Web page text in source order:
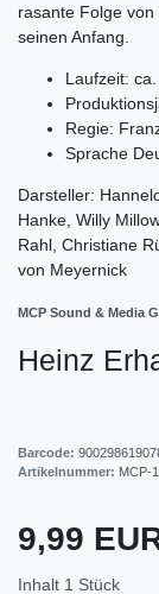
rasante Folge
seinen Anfang.
Laufzeit: ca.
Regie:
Sprache
Darsteller:
Hanke, Willy
Rahl, Christiane
von Meyernick
MCP Sound & Media
Heinz
Barcode:
Artikelnummer: MCP-
9,99
Inhalt 1 Stück